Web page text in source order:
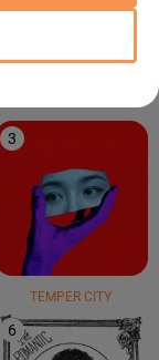
3
TEMPER CITY
6